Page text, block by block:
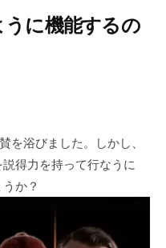
に機能するの
を浴びました。しかし、
得力を持って行なうに
か？